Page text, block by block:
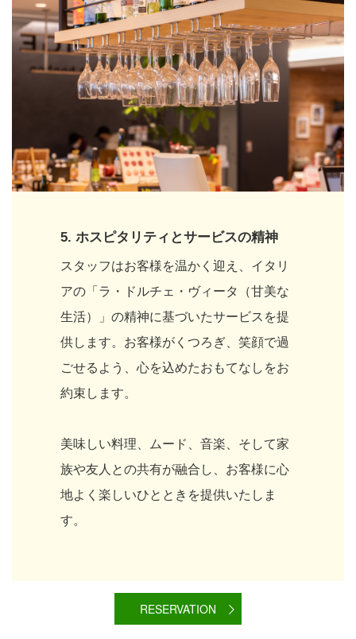
5. ホスピタリティとサービスの精神
スタッフはお客様を温かく迎え、イタリ
アの「ラ・ドルチェ・ヴィータ（甘美な
生活）」の精神に基づいたサービスを提
供します。お客様がくつろぎ、笑顔で過
ごせるよう、心を込めたおもてなしをお
約束します。
美味しい料理、ムード、音楽、そして家
族や友人との共有が融合し、お客様に心
地よく楽しいひとときを提供いたしま
す。
RESERVATION